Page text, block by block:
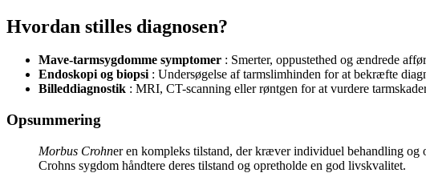
Hvordan stilles diagnosen?
Mave-tarmsygdomme symptomer : Smerter, oppustethed og ændrede
Endoskopi og biopsi: Undersøgelse af tarmslimhinden for at bekræfte
Billeddiagnostik : MRI, CT-scanning eller røntgen for at vurdere
Opsummering
Morbus Crohner en kompleks tilstand, der kræver individuel behandling og
Crohns sygdom håndtere deres tilstand og opretholde en god livskvalitet.